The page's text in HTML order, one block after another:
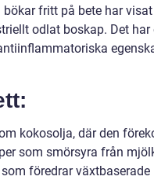
fritt på bete har
odlat boskap. Det har
kokosolja, där den
som smörsyra från
föredrar växtbaserade